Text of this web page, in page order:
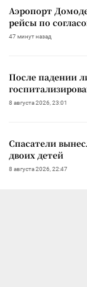
Аэропорт
рейсы по
47 минут назад
После падении
8 августа 2026, 23:01
Спасатели
двоих детей
8 августа 2026, 22:47